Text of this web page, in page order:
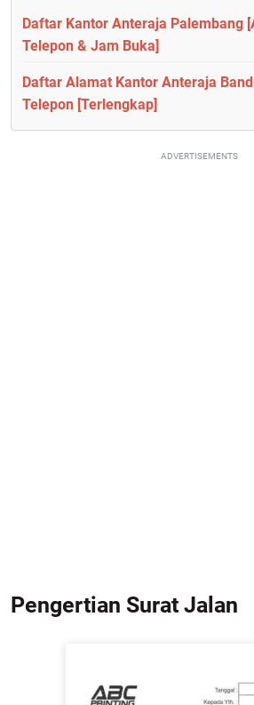
Daftar Kantor Anteraja Palembang
Telepon & Jam Buka]
Daftar Alamat Kantor Anteraja
Telepon [Terlengkap]
ADVERTISEMENTS
Pengertian Surat Jalan